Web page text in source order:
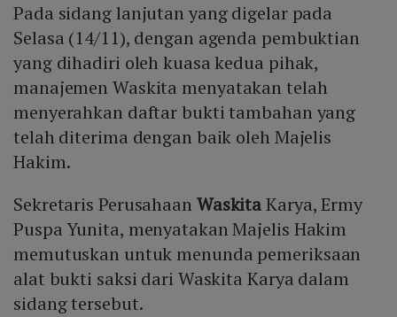
Pada sidang lanjutan yang digelar pada
Selasa (14/11), dengan agenda pembuktian
yang dihadiri oleh kuasa kedua pihak,
manajemen Waskita menyatakan telah
menyerahkan daftar bukti tambahan yang
telah diterima dengan baik oleh Majelis
Hakim.
Sekretaris Perusahaan WaskitaKarya, Ermy
Puspa Yunita, menyatakan Majelis Hakim
memutuskan untuk menunda pemeriksaan
alat bukti saksi dari Waskita Karya dalam
sidang tersebut.